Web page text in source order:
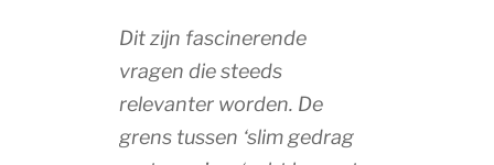
Dit zijn fascinerende
vragen die steeds
relevanter worden. De
grens tussen ‘slim gedrag